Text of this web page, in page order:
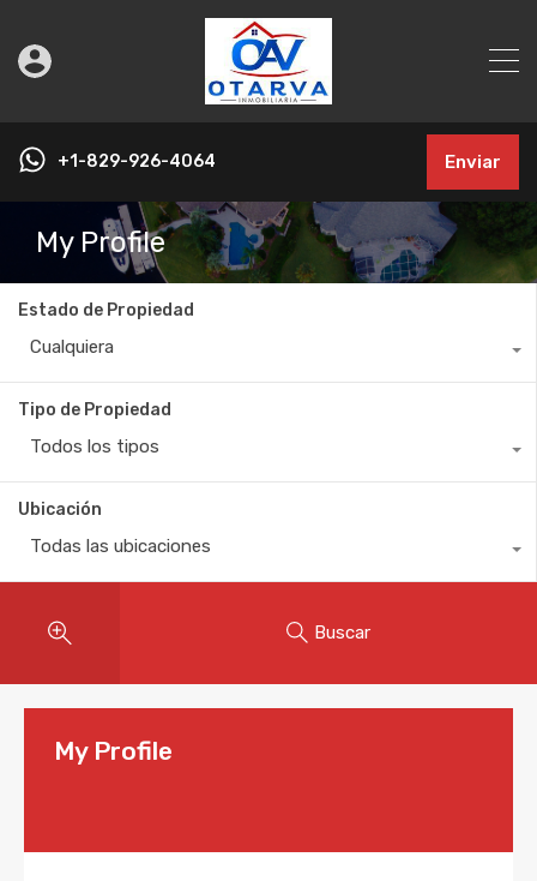
+1-829-926-4064 Enviar
My Profile
Estado de Propiedad
Cualquiera
Tipo de Propiedad
Todos los tipos
Ubicación
Todas las ubicaciones
Buscar
My Profile